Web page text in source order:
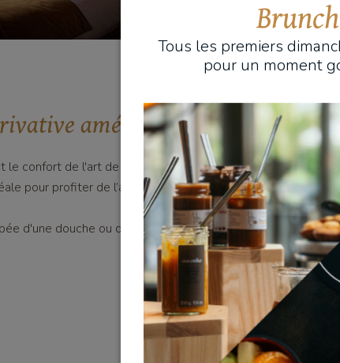
aménagée
confort de l'art de vivre à la française, chacune avec sa
pour profiter de l’atmosphère baignée de la lumière de
d'une douche ou d'une baignoire.
Tous les premiers
pour un moment